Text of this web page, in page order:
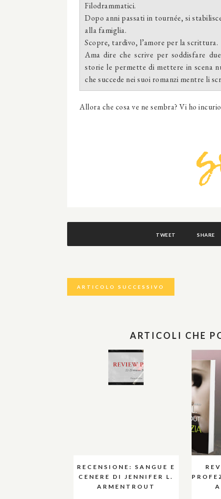
Filodrammatici.
Dopo anni passati in tournée, si
alla famiglia.
Scopre, tardivo, l’amore per la scrittura.
Ama dire che scrive per soddisfare
storie le permette di mettere in scena
che succede nei suoi romanzi mentre li
Allora che cosa ve ne sembra? Vi ho
TWEET SHARE
ARTICOLO SUCCESSIVO
ARTICOLI CHE
RECENSIONE: SANGUE E
CENERE DI JENNIFER L.
ARMENTROUT